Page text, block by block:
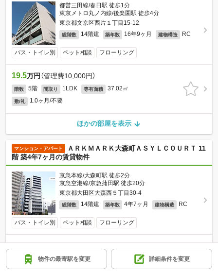
都営三田線/春日駅 徒歩1分
東京メトロ丸ノ内線/後楽園駅 徒歩4分
東京都文京区西片１丁目15-12
総階数 14階建 築年数 16年9ヶ月 建物構造 RC
バス・トイレ別 ペット相談 フローリング
19.5万円 （管理費10,000円）
階数 5階 間取り 1LDK 専有面積 37.02㎡
敷/礼 1.0ヶ月/不要
ほかの部屋を表示
マンション・アパート
ＡＲＫＭＡＲＫ大森町ＡＳＹＬＣＯＵＲＴ 11
階 築4年7ヶ月の賃貸物件
京急本線/大森町駅 徒歩2分
京急空港線/京急蒲田駅 徒歩20分
東京都大田区大森西５丁目30-4
総階数 14階建 築年数 4年7ヶ月 建物構造 RC
バス・トイレ別 ペット相談 フローリング
19.7
11階 間取り 1LDK 専有面積 敷/礼 不要/不要
物件の最寄駅を変更 詳細条件を変更